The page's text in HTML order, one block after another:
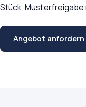
Stück, Musterfreigabe
Angebot anfordern